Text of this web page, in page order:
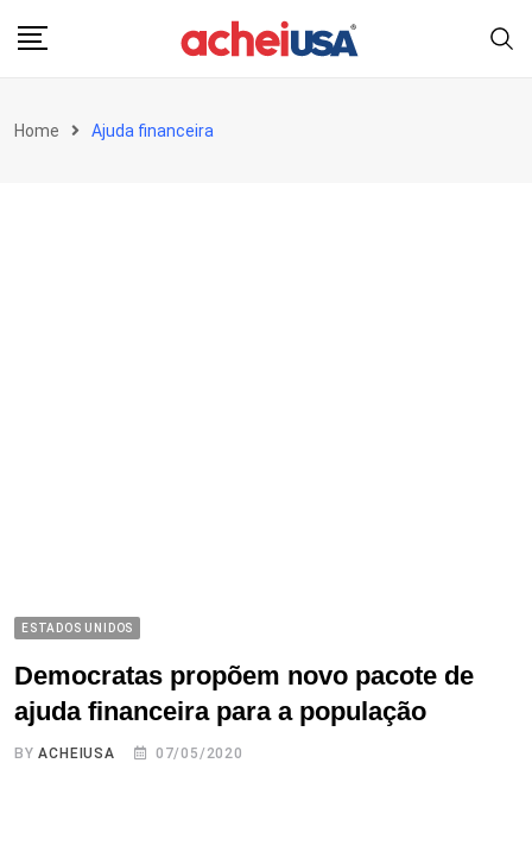
Home Ajuda financeira
ESTADOS UNIDOS
Democratas propõem novo pacote de
ajuda financeira para a população
BYACHEIUSA 07/05/2020